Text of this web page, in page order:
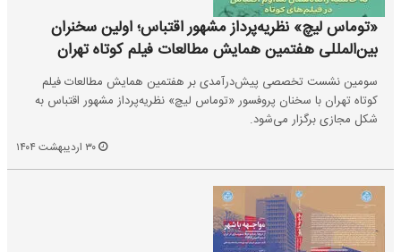
«توماس لیچ»‌ نظریه‌پرداز مشهور اقتباس؛ اولین سخنران
بین‌المللی هفتمین همایش مطالعات فیلم کوتاه تهران
سومین نشست تخصصی پیش‌درآمدی بر هفتمین همایش مطالعات فیلم
کوتاه تهران با سخنان پروفسور «توماس لیچ»‌ نظریه‌پرداز مشهور اقتباس به
شکل مجازی برگزار می‌شود.